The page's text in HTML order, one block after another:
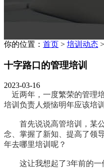
你的位置： 首页 > 培训动态 >
十字路口的管理培训
2023-03-16
近两年，一度繁荣的管理
培训负责人烦恼明年应该培
首先说说高管培训，某公
念、掌握了新知、提高了领
年去哪里培训呢？
这让我想起了3年前的一件